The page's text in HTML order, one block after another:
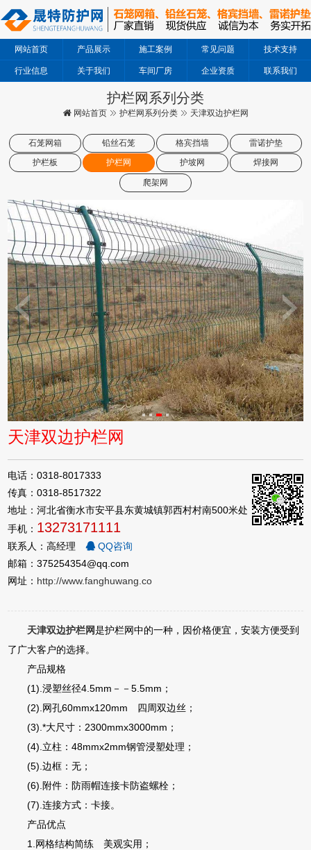
网站首页 产品展示 施工案例 常见问题 技术支持
行业信息 关于我们 车间厂房 企业资质 联系我们
护栏网系列分类
网站首页 护栏网系列分类 天津双边护栏网
石笼网箱 铅丝石笼 格宾挡墙 雷诺护垫
护栏板 护栏网 护坡网 焊接网
爬架网
天津双边护栏网
电话：0318-8017333
传真：0318-8517322
地址：河北省衡水市安平县东黄城镇郭西村村南500米处
手机： 13273171111
联系人：高经理
QQ咨询
邮箱：375254354@qq.com
网址： http://www.fanghuwang.co
天津双边护栏网是护栏网中的一种，因价格便宜，安装方便受到
了广大客户的选择。
产品规格
(1).浸塑丝径4.5mm－－5.5mm；
(2).网孔60mmx120mm 四周双边丝；
(3).*大尺寸：2300mmx3000mm；
(4).立柱：48mmx2mm钢管浸塑处理；
(5).边框：无；
(6).附件：防雨帽连接卡防盗螺栓；
(7).连接方式：卡接。
产品优点
1.网格结构简练 美观实用；